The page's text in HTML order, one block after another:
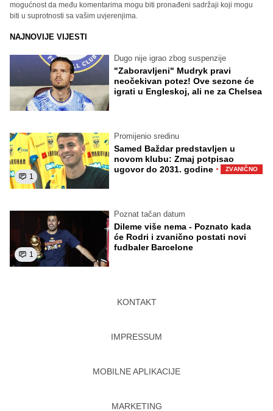
mogućnost da među komentarima mogu biti pronađeni sadržaji koji mogu
biti u suprotnosti sa vašim uvjerenjima.
NAJNOVIJE VIJESTI
Dugo nije igrao zbog suspenzije
"Zaboravljeni" Mudryk pravi
neočekivan potez! Ove sezone će
igrati u Engleskoj, ali ne za Chelsea
1
Promijenio sredinu
Samed Baždar predstavljen u
novom klubu: Zmaj potpisao
ugovor do 2031. godine · ZVANIČNO
1
Poznat tačan datum
Dileme više nema - Poznato kada
će Rodri i zvanično postati novi
fudbaler Barcelone
KONTAKT
IMPRESSUM
MOBILNE APLIKACIJE
MARKETING